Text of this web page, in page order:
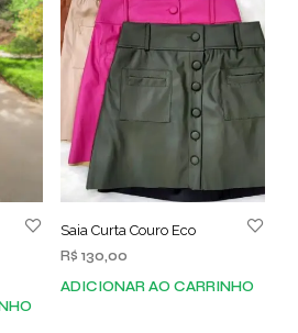
opções
podem
ser
escolhidas
na
página
produto
Saia Curta Couro Eco
R$ 130,00
ADICIONAR AO CARRINHO